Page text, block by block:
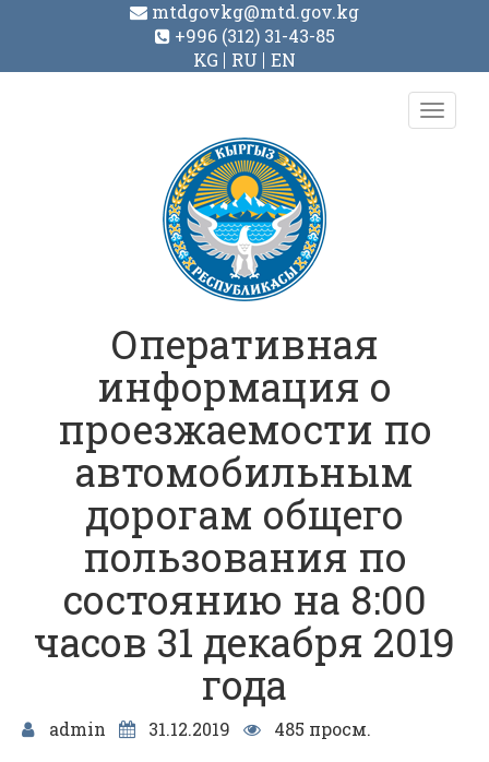
mtdgovkg@mtd.gov.kg
+996 (312) 31-43-85
KG
RU EN
Toggle
Оперативная
информация о
проезжаемости по
автомобильным
дорогам общего
пользования по
состоянию на 8:00
часов 31 декабря 2019
года
admin 31.12.2019
485 просм.